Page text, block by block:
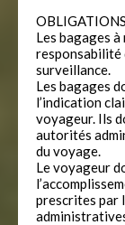
Les bagages
responsabilité
surveillance.
Les bagages
l’indication
voyageur. Ils
autorités
du voyage.
Le voyageur
prescrites par